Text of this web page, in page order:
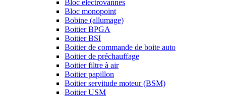
Bloc electrovannes
Bloc monopoint
Bobine (allumage)
Boitier BPGA
Boitier BSI
Boitier de commande de boite auto
Boitier de préchauffage
Boitier filtre à air
Boitier papillon
Boitier servitude moteur (BSM)
Boitier USM